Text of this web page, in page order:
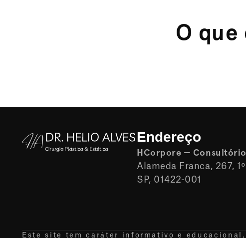
O
Endereço
HCorpore —
Alameda Franca, 267,
SP, 01422-001
Este site tem caráter informativo e educacional,